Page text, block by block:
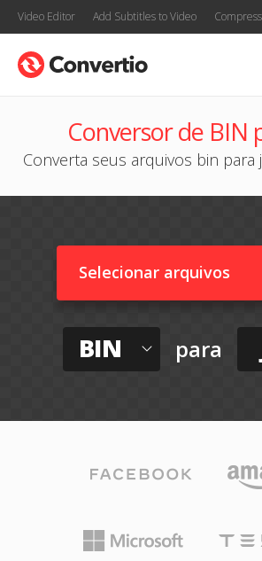
Video Editor Add Subtitles to Video
Conversor de BIN
Converta seus arquivos bin para
Selecionar arquivos
BIN para